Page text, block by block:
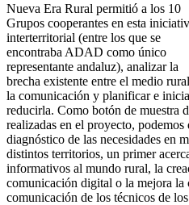
Nueva Era Rural permitió a los 10
Grupos cooperantes en esta
interterritorial (entre los que se
encontraba ADAD como único
representante andaluz), analizar la
brecha existente entre el medio
la comunicación y planificar e
reducirla. Como botón de muestra
realizadas en el proyecto,
diagnóstico de las necesidades en
distintos territorios, un primer
informativos al mundo rural, la
comunicación digital o la mejora la
comunicación de los técnicos de